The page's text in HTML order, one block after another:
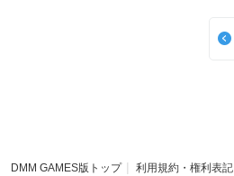
DMM GAMES版トップ 利用規約・権利表記